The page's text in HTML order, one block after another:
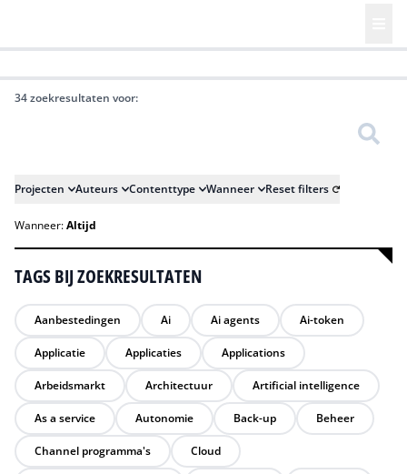
34 zoekresultaten voor:
Projecten Auteurs Contenttype Wanneer Reset filters
Wanneer:Altijd
TAGS BIJ ZOEKRESULTATEN
Aanbestedingen Ai Ai agents Ai-token
Applicatie Applicaties Applications
Arbeidsmarkt Architectuur Artificial intelligence
As a service Autonomie Back-up Beheer
Channel programma's Cloud